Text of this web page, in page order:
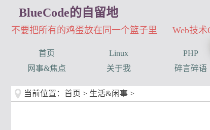
BlueCode的自留地
不要把所有的鸡蛋放在同一个篮子里 Web技术
首页 Linux PHP
网事&焦点
关于我 碎言碎语
当前位置： 首页 > 生活&闲事 >